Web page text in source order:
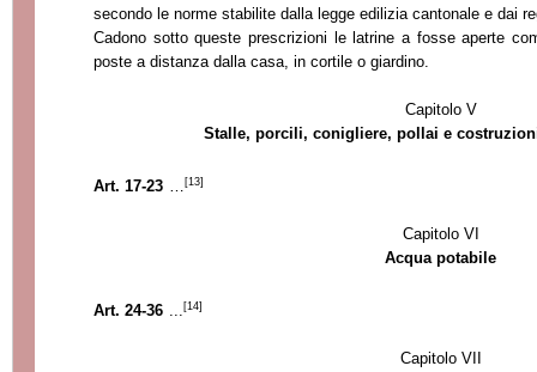
secondo le norme stabilite dalla legge edilizia cantonale e dai
Cadono sotto queste prescrizioni le latrine a fosse aperte
poste a distanza dalla casa, in cortile o giardino.
Capitolo V
Stalle, porcili, conigliere, pollai e
Art. 17-23 … [13]
Capitolo VI
Acqua potabile
Art. 24-36 ... [14]
Capitolo VII